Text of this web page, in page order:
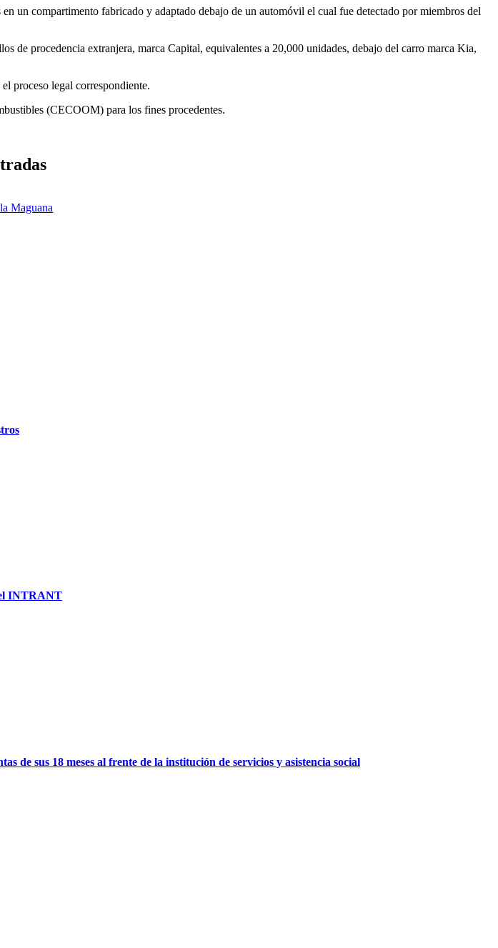
un compartimento fabricado y adaptado debajo de un automóvil el cual fue detectado por miembros del
procedencia extranjera, marca Capital, equivalentes a 20,000 unidades, debajo del carro marca Kia,
proceso legal correspondiente.
(CECOOM) para los fines procedentes.
Maguana
INTRANT
de sus 18 meses al frente de la institución de servicios y asistencia social